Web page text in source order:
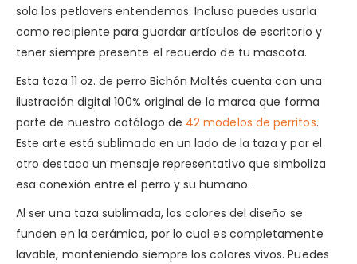
solo los petlovers entendemos. Incluso puedes usarla
como recipiente para guardar artículos de escritorio y
tener siempre presente el recuerdo de tu mascota.
Esta taza 11 oz. de perro Bichón Maltés cuenta con una
ilustración digital 100% original de la marca que forma
parte de nuestro catálogo de 42 modelos de perritos.
Este arte está sublimado en un lado de la taza y por el
otro destaca un mensaje representativo que simboliza
esa conexión entre el perro y su humano.
Al ser una taza sublimada, los colores del diseño se
funden en la cerámica, por lo cual es completamente
lavable, manteniendo siempre los colores vivos. Puedes